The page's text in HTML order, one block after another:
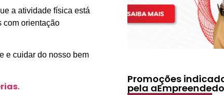
a atividade física está
com orientação
e cuidar do nosso bem
Promoções
pela